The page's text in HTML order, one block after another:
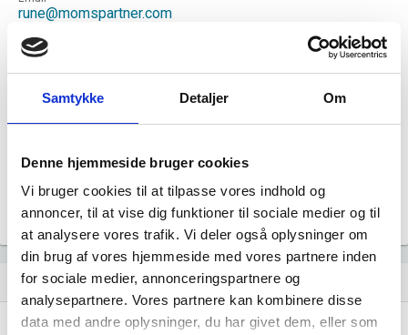
Samtykke Detaljer Om
Denne hjemmeside bruger cookies
Vi bruger cookies til at tilpasse vores indhold og
annoncer, til at vise dig funktioner til sociale medier og til
at analysere vores trafik. Vi deler også oplysninger om
din brug af vores hjemmeside med vores partnere inden
for sociale medier, annonceringspartnere og
analysepartnere. Vores partnere kan kombinere disse
data med andre oplysninger, du har givet dem, eller som
rune@momspartner.com
Hjemmeside
Delta-P, Pumpe og Kompressor Systemer AS
Status
Aktiv
Uoplyst
Formål
Uoplyst
Tegningsregel
Uoplyst
show_chart Udvikling i antal ansatte